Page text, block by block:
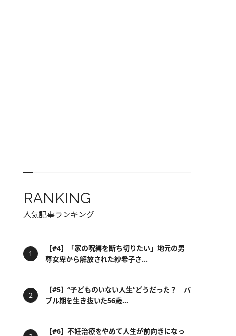
RANKING
人気記事ランキング
【#4】「家の呪縛を断ち切りたい」地元の男
尊女卑から解放された紗希子さ...
【#5】“子どものいない人生”どうだった？ バ
ブル期を生き抜いた56歳...
【#6】不妊治療をやめて人生が前向きになっ